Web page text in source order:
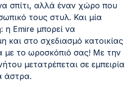
σπίτι, αλλά έναν χώρο που
τους στυλ. Και μία
η Emire μπορεί να
και στο σχεδιασμό κατοικίας
με το ωροσκόπιό σας! Με την
μετατρέπεται σε εμπειρία
άστρα.